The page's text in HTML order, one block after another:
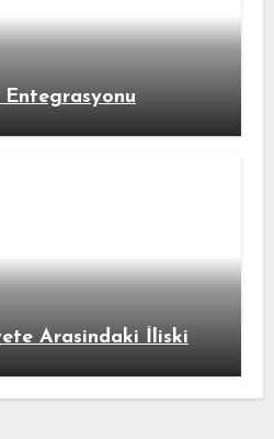
Entegrasyonu
Arasindaki İliski